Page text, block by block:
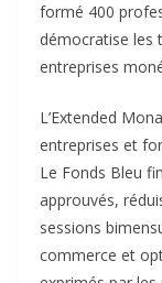
formé 400
démocratise les
entreprises
L’Extended
entreprises et
Le Fonds Bleu
approuvés,
sessions
commerce et